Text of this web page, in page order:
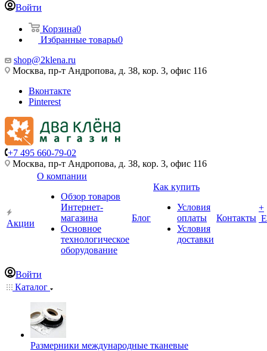
Войти
Корзина0
Избранные товары0
shop@2klena.ru
Москва, пр-т Андропова, д. 38, кор. 3, офис 116
Вконтакте
Pinterest
+7 495 660-79-02
Москва, пр-т Андропова, д. 38, кор. 3, офис 116
Акции
О компании
Обзор товаров
Интернет-
магазина
Основное
технологическое
оборудование
Блог
Как купить
Условия
оплаты
Условия
доставки
Контакты
+
Войти
Каталог
Размерники международные тканевые